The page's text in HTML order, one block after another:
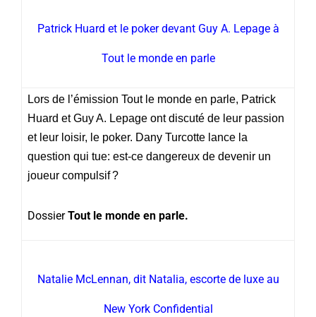
Patrick Huard et le poker devant Guy A. Lepage à
Tout le monde en parle
Lors de l’émission Tout le monde en parle, Patrick
Huard et Guy A. Lepage ont discuté de leur passion
et leur loisir, le poker. Dany Turcotte lance la
question qui tue: est-ce dangereux de devenir un
joueur compulsif ?
DossierTout le monde en parle.
Natalie McLennan, dit Natalia, escorte de luxe au
New York Confidential